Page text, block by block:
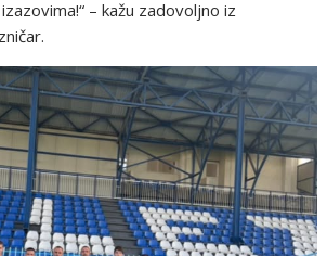
– kažu zadovoljno iz